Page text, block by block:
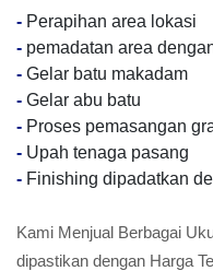
- Perapihan area lokasi
- pemadatan area
- Gelar batu makadam
- Gelar abu batu
- Proses pemasangan
- Upah tenaga pasang
- Finishing dipadatkan
Kami Menjual Berbagai
dipastikan dengan Harga